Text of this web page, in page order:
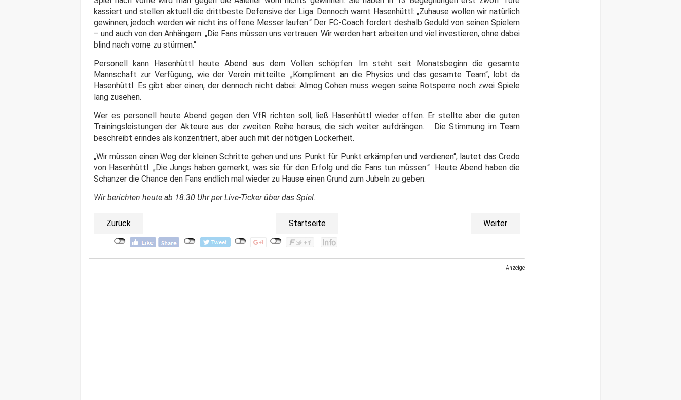
kassiert und stellen aktuell die drittbeste Defensive der Liga. Dennoch warnt Hasenhüttl: „Zuhause wollen wir natürlich
gewinnen, jedoch werden wir nicht ins offene Messer laufen.“ Der FC-Coach fordert deshalb Geduld von seinen Spielern
– und auch von den Anhängern: „Die Fans müssen uns vertrauen. Wir werden hart arbeiten und viel investieren, ohne dabei
blind nach vorne zu stürmen.“
Personell kann Hasenhüttl heute Abend aus dem Vollen schöpfen. Im steht seit Monatsbeginn die gesamte
Mannschaft zur Verfügung, wie der Verein mitteilte. „Kompliment an die Physios und das gesamte Team“, lobt da
Hasenhüttl. Es gibt aber einen, der dennoch nicht dabei: Almog Cohen muss wegen seine Rotsperre noch zwei Spiele
lang zusehen.
Wer es personell heute Abend gegen den VfR richten soll, ließ Hasenhüttl wieder offen. Er stellte aber die guten
Trainingsleistungen der Akteure aus der zweiten Reihe heraus, die sich weiter aufdrängen. Die Stimmung im Team
beschreibt erindes als konzentriert, aber auch mit der nötigen Lockerheit.
„Wir müssen einen Weg der kleinen Schritte gehen und uns Punkt für Punkt erkämpfen und verdienen“, lautet das Credo
von Hasenhüttl. „Die Jungs haben gemerkt, was sie für den Erfolg und die Fans tun müssen.“ Heute Abend haben die
Schanzer die Chance den Fans endlich mal wieder zu Hause einen Grund zum Jubeln zu geben.
Wir berichten heute ab 18.30 Uhr per Live-Ticker über das Spiel.
Zurück Startseite Weiter
Anzeige